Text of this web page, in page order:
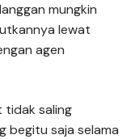
mungkin
lewat
agen
tidak saling
begitu saja selama